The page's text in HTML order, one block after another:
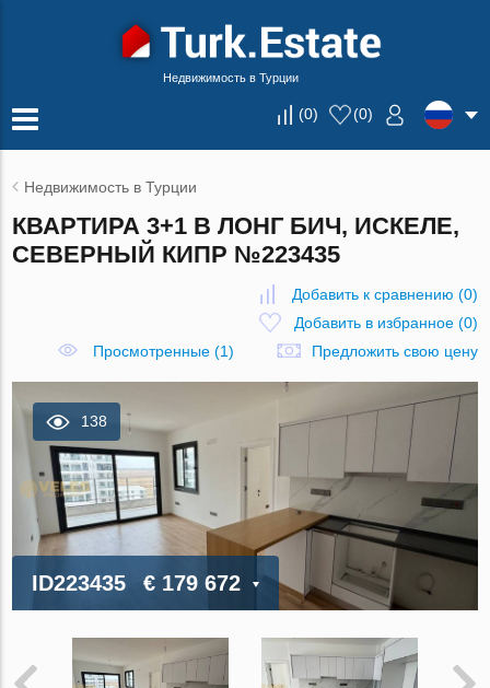
Недвижимость в Турции
(0) (0)
Недвижимость в Турции
КВАРТИРА 3+1 В ЛОНГ БИЧ, ИСКЕЛЕ,
СЕВЕРНЫЙ КИПР №223435
Добавить к сравнению (0)
Добавить в избранное(0)
Просмотренные (1)
Предложить свою цену
138
ID223435 € 179 672